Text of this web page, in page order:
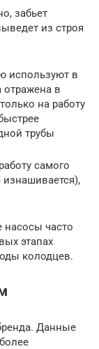
забьет
из строя
используют в
отражена в
на работу
трубы
самого
изнашивается),
насосы часто
этапах
колодцев.
Данные